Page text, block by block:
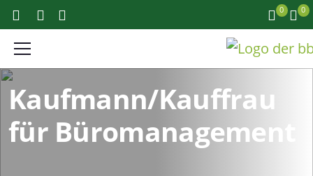
0 0
Kaufmann/Kauffrau
für Büromanagement